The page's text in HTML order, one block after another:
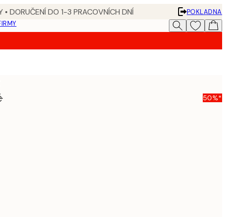
DORUČENÍ DO 1-3 PRACOVNÍCH DNÍ
POKLADNA
50%*